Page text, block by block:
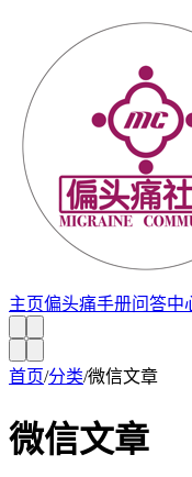
主页偏头痛手册问答中
首页/分类/微信文章
微信文章